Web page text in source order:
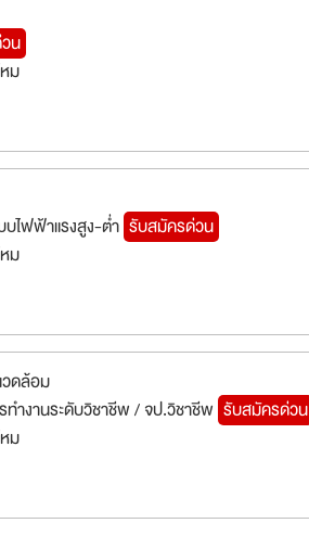
น
ม
บไฟฟ้าแรงสูง-ต่ำ รับสมัครด่วน
ม
ดล้อม
ทำงานระดับวิชาชีพ / จป.วิชาชีพ รับสมัครด่วน
ม